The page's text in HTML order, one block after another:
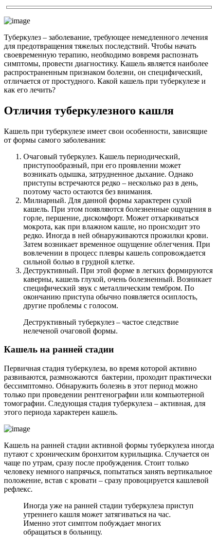
Туберкулез – заболевание, требующее немедленного лечения
для предотвращения тяжелых последствий. Чтобы начать
своевременную терапию, необходимо вовремя распознать
симптомы, провести диагностику. Кашель является наиболее
распространенным признаком болезни, он специфический,
отличается от простудного. Какой кашель при туберкулезе и
как его лечить?
Отличия туберкулезного кашля
Кашель при туберкулезе имеет свои особенности, зависящие
от формы самого заболевания:
Очаговый туберкулез. Кашель периодический,
приступообразный, при его проявлении может
возникать одышка, затрудненное дыхание. Однако
приступы встречаются редко – несколько раз в день,
поэтому часто остаются без внимания.
Милиарный. Для данной формы характерен сухой
кашель. При этом появляются болезненные ощущения в
горле, першение, дискомфорт. Может отхаркиваться
мокрота, как при влажном кашле, но происходит это
редко. Иногда в ней обнаруживаются прожилки крови.
Затем возникает временное ощущение облегчения. При
вовлечении в процесс плевры кашель сопровождается
сильной болью в грудной клетке.
Деструктивный. При этой форме в легких формируются
каверны, кашель глухой, очень болезненный. Возникает
специфический звук с металлическим тембром. По
окончанию приступа обычно появляется осиплость,
другие проблемы с голосом.
Деструктивный туберкулез – частое следствие
нелеченой очаговой формы.
Кашель на ранней стадии
Первичная стадия туберкулеза, во время которой активно
развиваются, размножаются бактерии, проходит практически
бессимптомно. Обнаружить болезнь в этот период можно
только при проведении рентгенографии или компьютерной
томографии. Следующая стадия туберкулеза – активная, для
этого периода характерен кашель.
Кашель на ранней стадии активной формы туберкулеза иногда
путают с хроническим бронхитом курильщика. Случается он
чаще по утрам, сразу после пробуждения. Стоит только
человеку немного напрячься, попытаться занять вертикальное
положение, встав с кровати – сразу провоцируется кашлевой
рефлекс.
Иногда уже на ранней стадии туберкулеза приступ
утреннего кашля может затягиваться на час.
Именно этот симптом побуждает многих
обращаться в больницу.